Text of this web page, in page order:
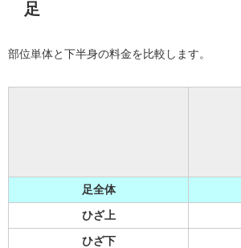
足
部位単体と下半身の料金を比較します。
足全体
ひざ上
ひざ下